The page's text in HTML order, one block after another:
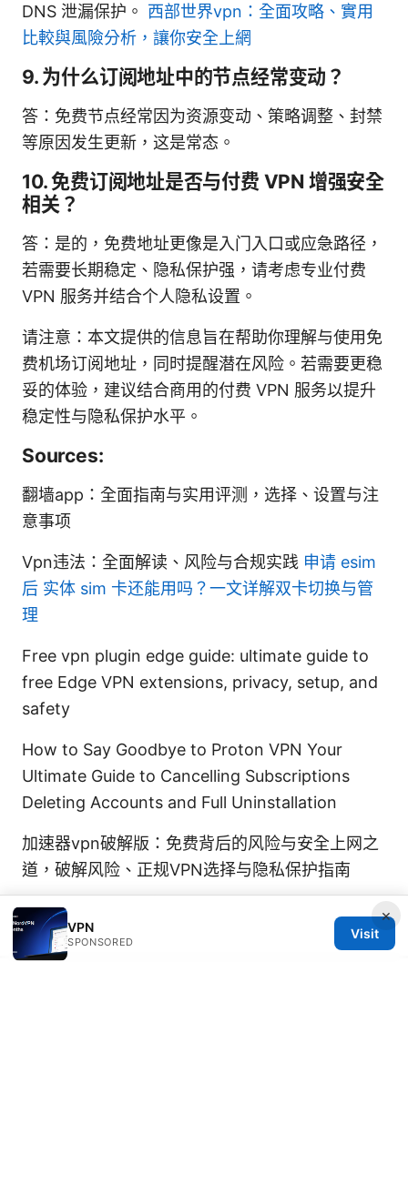
DNS 泄漏保护。 西部世界vpn：全面攻略、實用
比較與風險分析，讓你安全上網
9. 为什么订阅地址中的节点经常变动？
答：免费节点经常因为资源变动、策略调整、封禁
等原因发生更新，这是常态。
10. 免费订阅地址是否与付费 VPN 增强安全
相关？
答：是的，免费地址更像是入门入口或应急路径，
若需要长期稳定、隐私保护强，请考虑专业付费
VPN 服务并结合个人隐私设置。
请注意：本文提供的信息旨在帮助你理解与使用免
费机场订阅地址，同时提醒潜在风险。若需要更稳
妥的体验，建议结合商用的付费 VPN 服务以提升
稳定性与隐私保护水平。
Sources:
翻墙app：全面指南与实用评测，选择、设置与注
意事项
Vpn违法：全面解读、风险与合规实践 申请 esim
后 实体 sim 卡还能用吗？一文详解双卡切换与管
理
Free vpn plugin edge guide: ultimate guide to
free Edge VPN extensions, privacy, setup, and
safety
How to Say Goodbye to Proton VPN Your
Ultimate Guide to Cancelling Subscriptions
Deleting Accounts and Full Uninstallation
加速器vpn破解版：免费背后的风险与安全上网之
道，破解风险、正规VPN选择与隐私保护指南
×
VPN
SPONSORED
Visit